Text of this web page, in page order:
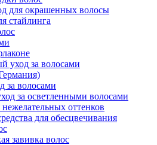
для окрашенных волосы
стайлинга
уход за волосами
за волосами
за осветленными волосами
оттенков
для обесцвечивания
завивка волос